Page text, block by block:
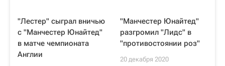
"Лестер" сыграл вничью
с "Манчестер Юнайтед"
в матче чемпионата
Англии
"Манчестер Юнайтед"
разгромил "Лидс" в
"противостоянии роз"
20 декабря 2020